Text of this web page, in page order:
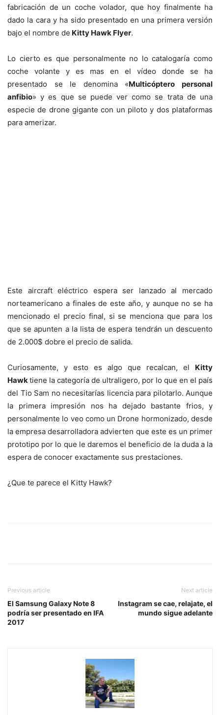
fabricación de un coche volador, que hoy finalmente ha
dado la cara y ha sido presentado en una primera versión
bajo el nombre de Kitty Hawk Flyer.
Lo cierto es que personalmente no lo catalogaría como
coche volante y es mas en el vídeo donde se ha
presentado se le denomina «Multicóptero personal
anfibio» y es que se puede ver como se trata de una
especie de drone gigante con un piloto y dos plataformas
para amerizar.
Este aircraft eléctrico espera ser lanzado al mercado
norteamericano a finales de este año, y aunque no se ha
mencionado el precio final, si se menciona que para los
que se apunten a la lista de espera tendrán un descuento
de 2.000$ dobre el precio de salida.
Curiosamente, y esto es algo que recalcan, el Kitty
Hawktiene la categoría de ultraligero, por lo que en el país
del Tio Sam no necesitarías licencia para pilotarlo. Aunque
la primera impresión nos ha dejado bastante frios, y
personalmente lo veo como un Drone hormonizado, desde
la empresa desarrolladora advierten que este es un primer
prototipo por lo que le daremos el beneficio de la duda a la
espera de conocer exactamente sus prestaciones.
¿Que te parece el Kitty Hawk?
Previous article
El Samsung Galaxy Note 8
podría ser presentado en IFA
2017
Next article
Instagram se cae, relajate, el
mundo sigue adelante